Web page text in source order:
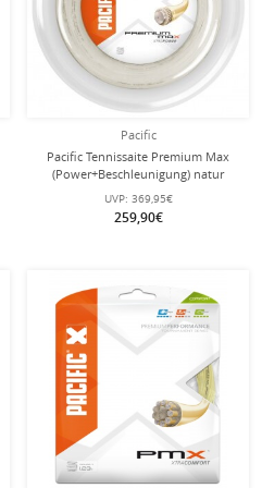
Pacific
Pacific Tennissaite Premium Max
(Power+Beschleunigung) natur
200m Rolle
UVP: 369,95€
259,90€